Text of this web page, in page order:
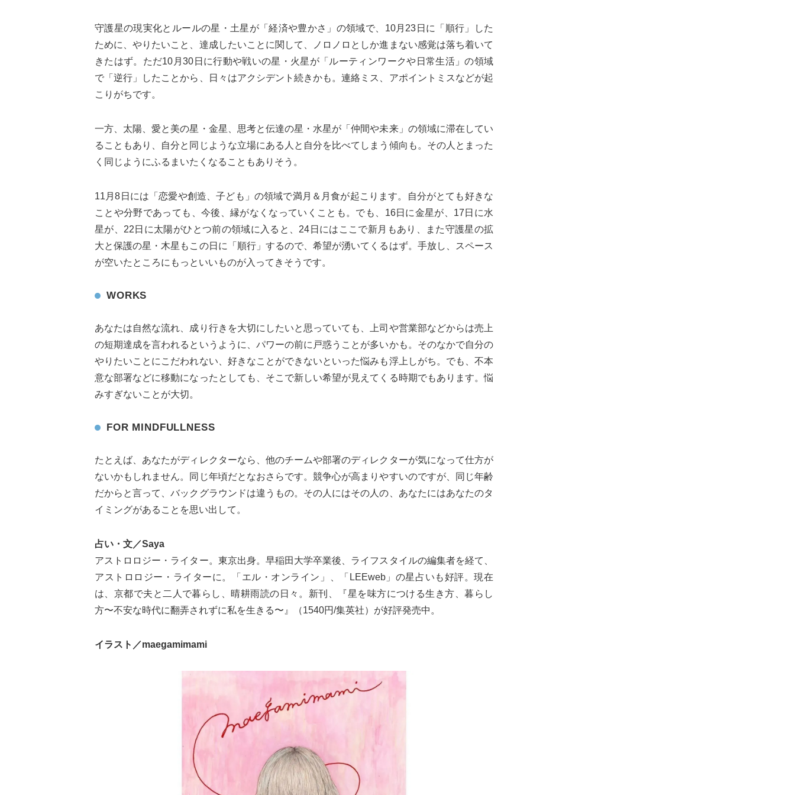
守護星の現実化とルールの星・土星が「経済や豊かさ」の領域で、10月23日に「順行」した
ために、やりたいこと、達成したいことに関して、ノロノロとしか進まない感覚は落ち着いて
きたはず。ただ10月30日に行動や戦いの星・火星が「ルーティンワークや日常生活」の領域
で「逆行」したことから、日々はアクシデント続きかも。連絡ミス、アポイントミスなどが起
こりがちです。
一方、太陽、愛と美の星・金星、思考と伝達の星・水星が「仲間や未来」の領域に滞在してい
ることもあり、自分と同じような立場にある人と自分を比べてしまう傾向も。その人とまった
く同じようにふるまいたくなることもありそう。
11月8日には「恋愛や創造、子ども」の領域で満月＆月食が起こります。自分がとても好きな
ことや分野であっても、今後、縁がなくなっていくことも。でも、16日に金星が、17日に水
星が、22日に太陽がひとつ前の領域に入ると、24日にはここで新月もあり、また守護星の拡
大と保護の星・木星もこの日に「順行」するので、希望が湧いてくるはず。手放し、スペース
が空いたところにもっといいものが入ってきそうです。
WORKS
あなたは自然な流れ、成り行きを大切にしたいと思っていても、上司や営業部などからは売上
の短期達成を言われるというように、パワーの前に戸惑うことが多いかも。そのなかで自分の
やりたいことにこだわれない、好きなことができないといった悩みも浮上しがち。でも、不本
意な部署などに移動になったとしても、そこで新しい希望が見えてくる時期でもあります。悩
みすぎないことが大切。
FOR MINDFULLNESS
たとえば、あなたがディレクターなら、他のチームや部署のディレクターが気になって仕方が
ないかもしれません。同じ年頃だとなおさらです。競争心が高まりやすいのですが、同じ年齢
だからと言って、バックグラウンドは違うもの。その人にはその人の、あなたにはあなたのタ
イミングがあることを思い出して。
占い・文／Saya
アストロロジー・ライター。東京出身。早稲田大学卒業後、ライフスタイルの編集者を経て、
アストロロジー・ライターに。「エル・オンライン」、「LEEweb」の星占いも好評。現在
は、京都で夫と二人で暮らし、晴耕雨読の日々。新刊、『星を味方につける生き方、暮らし
方〜不安な時代に翻弄されずに私を生きる〜』（1540円/集英社）が好評発売中。
イラスト／maegamimami